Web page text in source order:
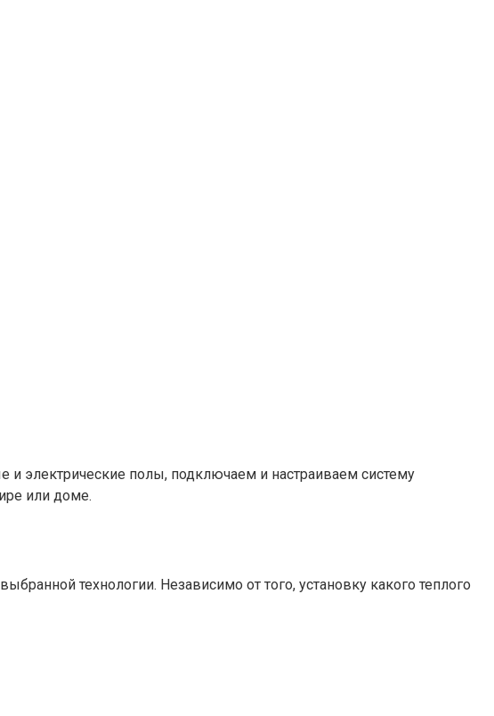
электрические полы, подключаем и настраиваем систему
или доме.
технологии. Независимо от того, установку какого теплого